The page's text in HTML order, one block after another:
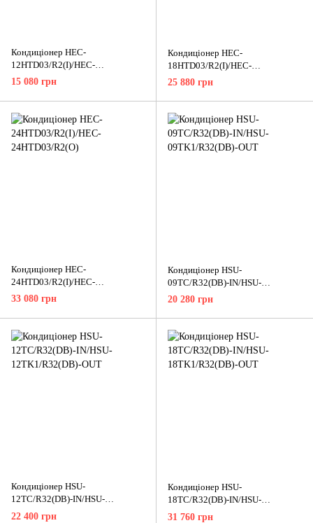
Кондиціонер HEC-
12HTD03/R2(I)/HEC-
12HTD03/R2(O)
15 080 грн
Кондиціонер HEC-
18HTD03/R2(I)/HEC-
18HTD03/R2(O)
25 880 грн
Кондиціонер HEC-
24HTD03/R2(I)/HEC-
24HTD03/R2(O)
33 080 грн
Кондиціонер HSU-
09TC/R32(DB)-IN/HSU-
09TK1/R32(DB)-OUT
20 280 грн
Кондиціонер HSU-
12TC/R32(DB)-IN/HSU-
12TK1/R32(DB)-OUT
22 400 грн
Кондиціонер HSU-
18TC/R32(DB)-IN/HSU-
18TK1/R32(DB)-OUT
31 760 грн